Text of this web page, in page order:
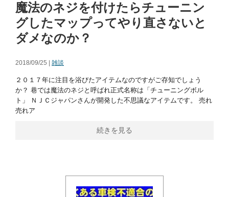
魔法のネジを付けたらチューニン
グしたマップってやり直さないと
ダメなのか？
2018/09/25 | 雑談
２０１７年に注目を浴びたアイテムなのですがご存知でしょう
か？ 巷では魔法のネジと呼ばれ正式名称は「チューニングボル
ト」 ＮＪＣジャパンさんが開発した不思議なアイテムです。 売れ
売れア
続きを見る